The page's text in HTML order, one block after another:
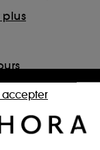
plus
mon article
CONDITIONS DES
accepter